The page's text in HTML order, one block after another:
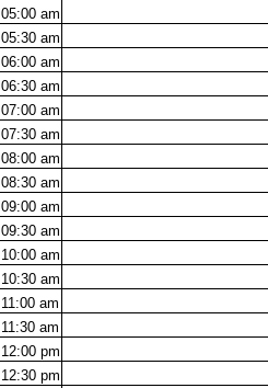
05:00 am
05:30 am
06:00 am
06:30 am
07:00 am
07:30 am
08:00 am
08:30 am
09:00 am
09:30 am
10:00 am
10:30 am
11:00 am
11:30 am
12:00 pm
12:30 pm